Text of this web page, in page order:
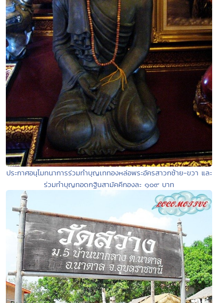
ประกาศอนุโมทนาการร่วมทำบุญเททองหล่อพระอัครสาวกซ้าย-ขวา และ
ร่วมทำบุญทอดกฐินสามัคคีกองละ ๑๐๙ บาท